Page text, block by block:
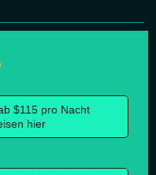
$115 pro Nacht
hier